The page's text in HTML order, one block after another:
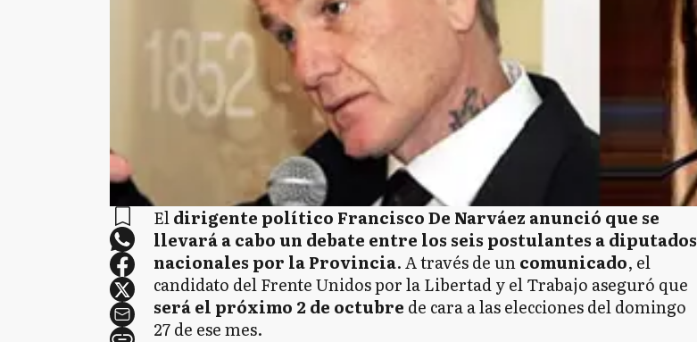
Eldirigente político Francisco De Narváez anunció que se
llevará a cabo un debate entre los seis postulantes a diputados
nacionales por la Provincia. A través de uncomunicado, el
candidato del Frente Unidos por la Libertad y el Trabajo aseguró que
será el próximo 2 de octubre de cara a las elecciones del domingo
27 de ese mes.